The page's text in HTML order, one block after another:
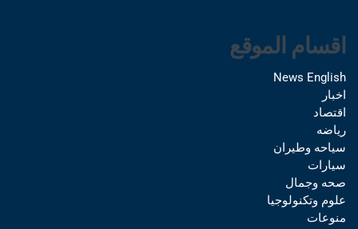
اقسام الموقع
News English
اخبار
اقتصاد
رياضه
سياحه وطيران
سيارات
صحه وجمال
علوم وتكنولوجيا
منوعات